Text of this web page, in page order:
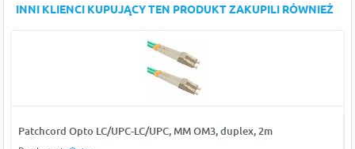
INNI KLIENCI KUPUJĄCY TEN PRODUKT ZAKUPILI RÓWNIEŻ
Patchcord Opto LC/UPC-LC/UPC, MM OM3, duplex, 2m